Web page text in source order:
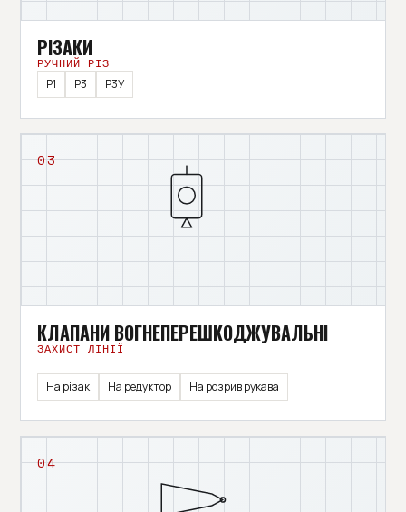
РІЗАКИ
РУЧНИЙ РІЗ
Р1
Р3 Р3У
03
КЛАПАНИ ВОГНЕПЕРЕШКОДЖУВАЛЬНІ
ЗАХИСТ ЛІНІЇ
На різак На редуктор На розрив рукава
04